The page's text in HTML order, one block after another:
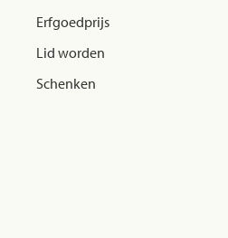
Erfgoedprijs
Lid worden
Schenken